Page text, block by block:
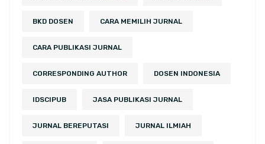
BKD DOSEN CARA MEMILIH JURNAL
CARA PUBLIKASI JURNAL
CORRESPONDING AUTHOR DOSEN INDONESIA
IDSCIPUB JASA PUBLIKASI JURNAL
JURNAL BEREPUTASI JURNAL ILMIAH